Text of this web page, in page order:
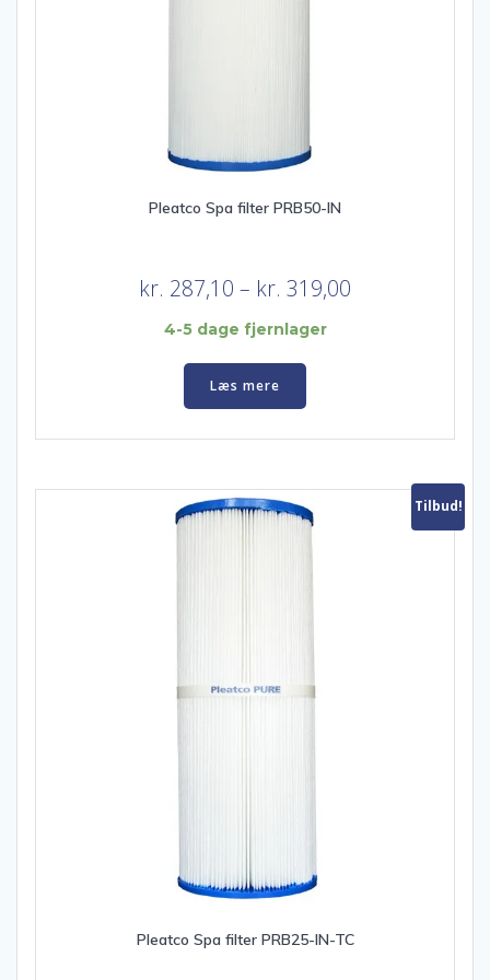
Pleatco Spa filter PRB50-IN
kr. 287,10 – kr. 319,00
4-5 dage fjernlager
Læs mere
Tilbud!
Pleatco Spa filter PRB25-IN-TC